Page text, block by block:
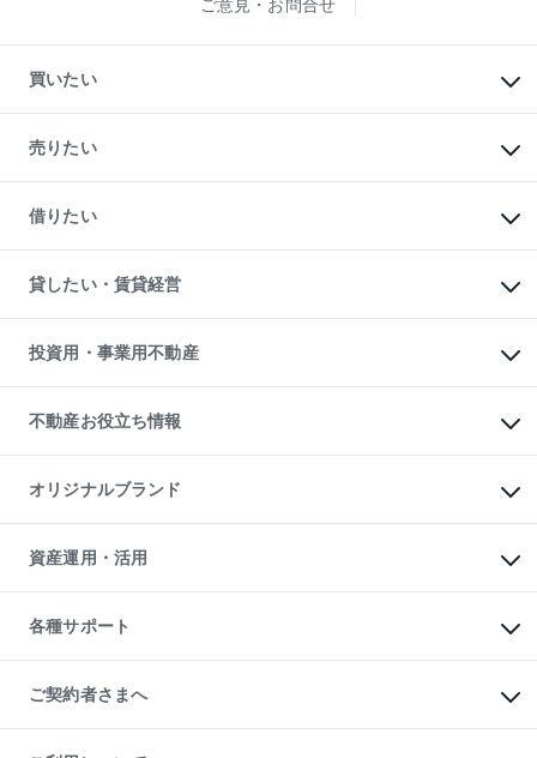
買いたい
新築・分譲マンションの購入
中古マンションの購入
一戸建ての購入
中古一戸建ての購入
不動産購入の流れ
注目キーワード物件特集
購入ガイド
English 繁体中文簡体中文
売りたい
一戸建ての売却・査定
土地の売却・査定
スピードAI査定
不動産査定について
不動産売却の流れ
不動産買換えの流れ
売却ガイド
借りたい
オフィス・店舗の賃貸
借りるときの流れ
借りるガイド
貸したい・賃貸経営
マンション賃料データ
賃貸管理プラン
リロケーションについて
貸すガイド
投資用・事業用不動産
事業用不動産
マンション投資
投資用マンション
アパート経営
収益物件
ビル購入（ビル一棟）
投資用不動産の売却査定
事業用不動産の売却査定
不動産お役立ち情報
マンションライブラリー
人気マンションランキング
暮らしに役立つ不動産メディア
不動産相場・不動産価格情報
不動産コラム・ニュース
不動産用語集
不動産なんでもネット相談室
住まいの税金
オリジナルブランド
一棟リノベーションマンション
L`GENTE（ルジェンテ）
区分リノベーションマンション
投資用一棟レジデンスWELL
不動産小口投資
LEGACIA（レガシア）
資産運用・活用
不動産M&A
アセットマネジメント・出資
各種サポート
相続サポート
リフォームサポート
ご契約者さまへ